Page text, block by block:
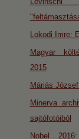
Lokodi Imre:
Magyar
2015
Máriás
Minerva
sajtófotóiból
Nobel